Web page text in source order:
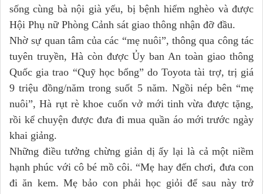
sống cùng bà nội già yếu, bị bệnh hiểm nghèo và được
Hội Phụ nữ Phòng Cảnh sát giao thông nhận đỡ đầu.
Nhờ sự quan tâm của các “mẹ nuôi”, thông qua công tác
tuyên truyền, Hà còn được Ủy ban An toàn giao thông
Quốc gia trao “Quỹ học bổng” do Toyota tài trợ, trị giá
9 triệu đồng/năm trong suốt 5 năm. Ngồi nép bên “mẹ
nuôi”, Hà rụt rè khoe cuốn vở mới tinh vừa được tặng,
rồi kể chuyện được đưa đi mua quần áo mới trước ngày
khai giảng.
Những điều tưởng chừng giản dị ấy lại là cả một niềm
hạnh phúc với cô bé mồ côi. “Mẹ hay đến chơi, đưa con
đi ăn kem. Mẹ bảo con phải học giỏi để sau này trở